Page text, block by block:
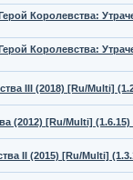
Королевства:
Королевства:
III (2018) [Ru/Multi]
(2012) [Ru/Multi]
II (2015) [Ru/Multi]